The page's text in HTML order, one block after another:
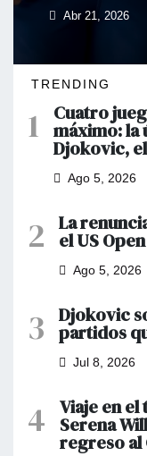
Abr 21, 2026
TRENDING
1 Cuatro
máximo: la
Djokovic,
Ago 5, 2026
2 La
el US
Ago 5, 2026
3 Djokovic
partidos
Jul 8, 2026
4 Viaje en
Serena
regreso al